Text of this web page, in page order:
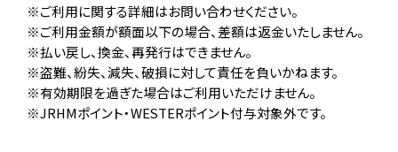
ご利用に関する詳細はお問い合わせください。
ご利用金額が額面以下の場合、差額は返金いたしません。
払い戻し、換金、再発行はできません。
盗難、紛失、減失、破損に対して責任を負いかねます。
有効期限を過ぎた場合はご利用いただけません。
JRHMポイント・WESTERポイント付与対象外です。